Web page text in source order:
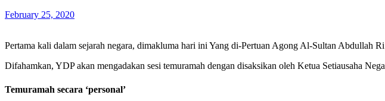
February 25, 2020
Pertama kali dalam sejarah negara, dimakluma hari ini Yang di-Pertuan Agong Al-Sultan Abdullah
Difahamkan, YDP akan mengadakan sesi temuramah dengan disaksikan oleh Ketua Setiausaha
Temuramah secara ‘personal’